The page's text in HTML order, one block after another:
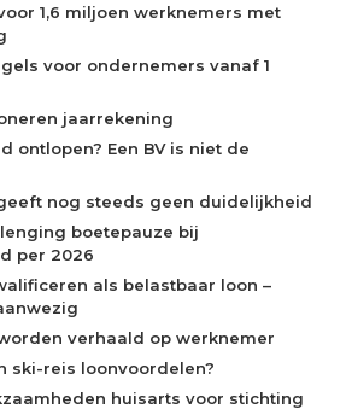
1,6 miljoen werknemers met
voor ondernemers vanaf 1
jaarrekening
ontlopen? Een BV is niet de
nog steeds geen duidelijkheid
boetepauze bij
per 2026
als belastbaar loon –
verhaald op werknemer
ski-reis loonvoordelen?
huisarts voor stichting